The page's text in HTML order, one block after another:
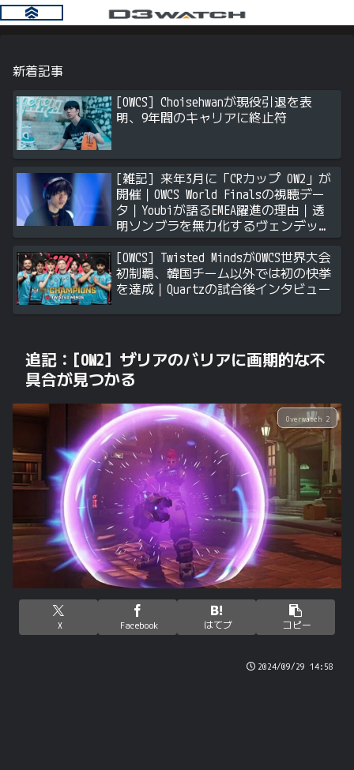
新着記事
[OWCS] Choisehwanが現役引退を表
明、9年間のキャリアに終止符
[雑記] 来年3月に「CRカップ OW2」が
開催｜OWCS World Finalsの視聴デー
タ｜Youbiが語るEMEA躍進の理由｜透
明ソンブラを無力化するヴェンデッタ
｜Stalk3rが久々のツィート ほか
[OWCS] Twisted MindsがOWCS世界大会
初制覇、韓国チーム以外では初の快挙
を達成｜Quartzの試合後インタビュー
追記：[OW2] ザリアのバリアに画期的な不
具合が見つかる
Overwatch 2
X Facebook はてブ コピー
2024/09/29 14:58